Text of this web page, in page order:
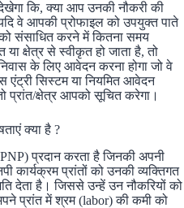
कि, क्या आप उनकी नौकरी की
वे आपकी प्रोफाइल को उपयुक्त पाते
संसाधित करने में कितना समय
क्षेत्र से स्वीकृत हो जाता है, तो
के लिए आवेदन करना होगा जो वे
सिस्टम या नियमित आवेदन
प्रांत/क्षेत्र आपको सूचित करेगा।
क्या है ?
प्रदान करता है जिनकी अपनी
कार्यक्रम प्रांतों को उनकी व्यक्तिगत
देता है। जिससे उन्हें उन नौकरियों को
प्रांत में श्रम (labor) की कमी को